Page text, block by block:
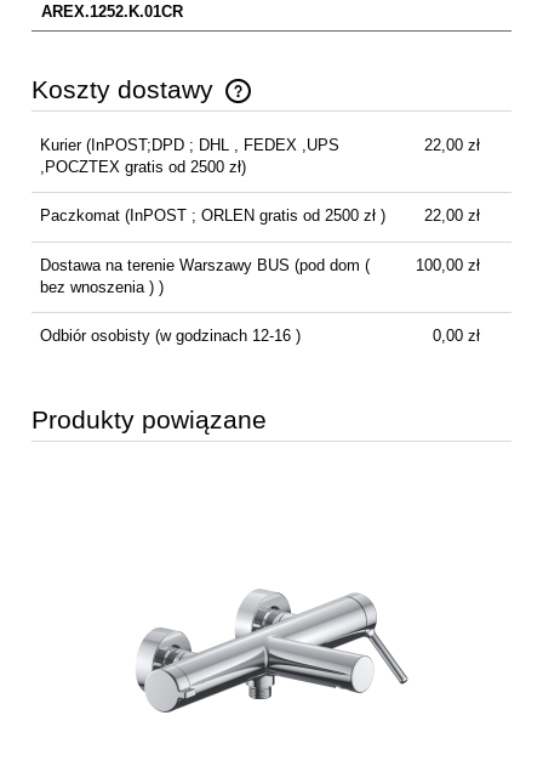
AREX.1252.K.01CR
Koszty dostawy
Cena nie zawiera ewentualnych kosztów płatności
Kurier (InPOST;DPD ; DHL , FEDEX ,UPS
,POCZTEX gratis od 2500 zł)
22,00 zł
Paczkomat (InPOST ; ORLEN gratis od 2500 zł ) 22,00 zł
Dostawa na terenie Warszawy BUS (pod dom (
bez wnoszenia ) )
100,00 zł
Odbiór osobisty(w godzinach 12-16 ) 0,00 zł
Produkty powiązane